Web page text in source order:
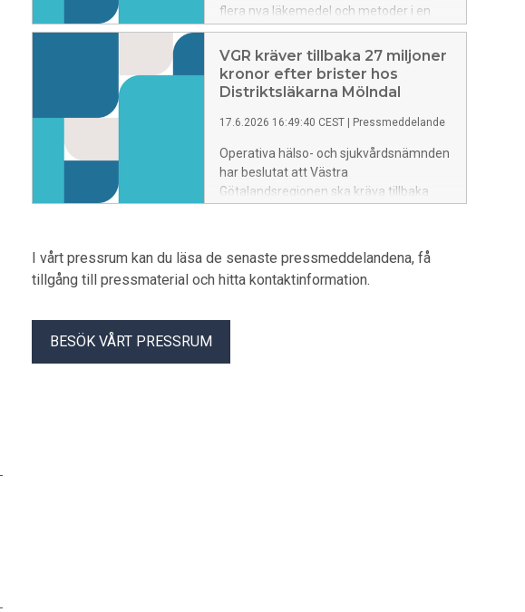
flera nya läkemedel och metoder i en
andra etapp i år. Läkemedlen riktar sig
främst mot cancer och sällsynta
sjukdomar, bland annat
livmoderhalscancer, lungcancer,
ovanlig njursjukdom.
VGR kräver tillbaka 27 miljoner
kronor efter brister hos
Distriktsläkarna Mölndal
17.6.2026 16:49:40 CEST Pressmeddelande
Operativa hälso- och sjukvårdsnämnden
har beslutat att Västra
Götalandsregionen ska kräva tillbaka
fördjupad uppföljning av digitala
psykologtjänster som utförts via
perioden februari 2022 till april 2023.
I vårt pressrum kan du läsa de senaste pressmeddelandena, få
tillgång till pressmaterial och hitta kontaktinformation.
BESÖK VÅRT PRESSRUM